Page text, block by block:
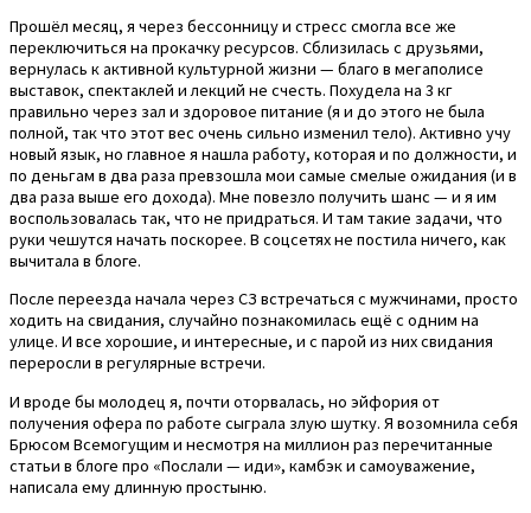
Прошёл месяц, я через бессонницу и стресс смогла все же
переключиться на прокачку ресурсов. Сблизилась с друзьями,
вернулась к активной культурной жизни — благо в мегаполисе
выставок, спектаклей и лекций не счесть. Похудела на 3 кг
правильно через зал и здоровое питание (я и до этого не была
полной, так что этот вес очень сильно изменил тело). Активно учу
новый язык, но главное я нашла работу, которая и по должности, и
по деньгам в два раза превзошла мои самые смелые ожидания (и в
два раза выше его дохода). Мне повезло получить шанс — и я им
воспользовалась так, что не придраться. И там такие задачи, что
руки чешутся начать поскорее. В соцсетях не постила ничего, как
вычитала в блоге.
После переезда начала через СЗ встречаться с мужчинами, просто
ходить на свидания, случайно познакомилась ещё с одним на
улице. И все хорошие, и интересные, и с парой из них свидания
переросли в регулярные встречи.
И вроде бы молодец я, почти оторвалась, но эйфория от
получения офера по работе сыграла злую шутку. Я возомнила себя
Брюсом Всемогущим и несмотря на миллион раз перечитанные
статьи в блоге про «Послали — иди», камбэк и самоуважение,
написала ему длинную простыню.